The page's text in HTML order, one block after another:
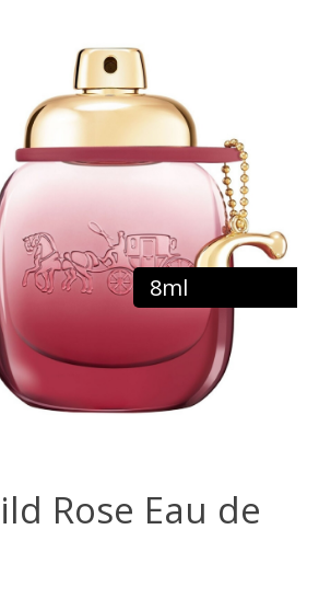
8ml
Rose Eau de